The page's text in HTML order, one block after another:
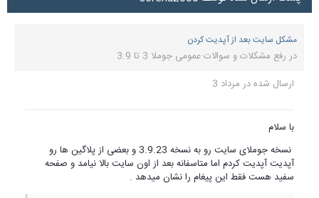
مشکل سایت بعد از آپدیت کردن
در رفع مشکلات و سوالات عمومی جوملا 3 تا 3.9
ارسال شده در مرداد 3
با سلام
نسخه جوملای سایت رو به نسخه 3.9.23 و بعضی از پلاگین ها رو
آپدیت آپدیت کردم اما متاسفانه بعد از اون سایت بالا نیامد و صفحه
سفید هست فقط این پیغام را نشان میدهد .